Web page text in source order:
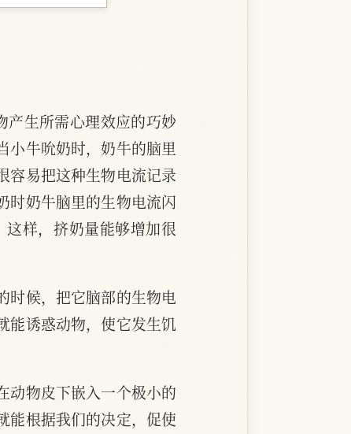
生所需心理效应的巧妙
小牛吮奶时，奶牛的脑里
容易把这种生物电流记录
时奶牛脑里的生物电流闪
样，挤奶量能够增加很
时候，把它脑部的生物电
诱惑动物，使它发生饥
动物皮下嵌入一个极小的
能根据我们的决定，促使